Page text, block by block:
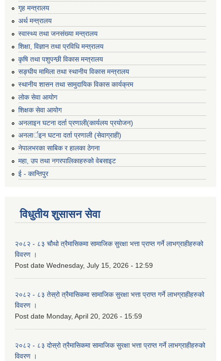
गृह मन्‍त्रालय
अर्थ मन्त्रालय
स्वास्थ्य तथा जनसंख्या मन्त्रालय
शिक्षा, विज्ञान तथा प्रविधि मन्त्रालय
कृषि तथा पशुपन्छी विकास मन्त्रालय
सङ्घीय मामिला तथा स्थानीय विकास मन्त्रालय
स्थानीय शासन तथा सामुदायिक विकास कार्यक्रम
लोक सेवा आयोग
शिक्षक सेवा आयोग
अनलाइन घटना दर्ता प्रणाली(कार्यलय प्रयोजन)
अनलार्इन घटना दर्ता प्रणाली (सेवाग्राही)
नेपालभरका साबिक र हालका ठेगना
महा, उप तथा नगरपालिकाहरुको वेबसाइट
ई - कान्तिपुर
विधुतीय शुसासन सेवा
२०८२ - ८३ चौथो त्रैमासिकमा सामाजिक सुरक्षा भत्ता प्राप्त गर्ने लाभग्राहीहरुको
विवरण ।
Post date Wednesday, July 15, 2026 - 12:59
२०८२ - ८३ तेस्रो त्रैमासिकमा सामाजिक सुरक्षा भत्ता प्राप्त गर्ने लाभग्राहीहरुको
विवरण ।
Post date Monday, April 20, 2026 - 15:59
२०८२ - ८३ दोस्रो त्रैमासिकमा सामाजिक सुरक्षा भत्ता प्राप्त गर्ने लाभग्राहीहरुको
विवरण ।